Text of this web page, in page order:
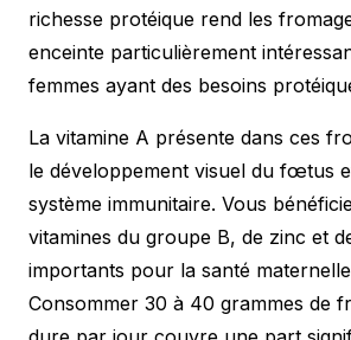
richesse protéique rend les
enceinte particulièrement
femmes ayant des besoins
La vitamine A présente dans ces
le développement visuel du fœtus
système immunitaire. Vous
vitamines du groupe B, de zinc et
importants pour la santé
Consommer 30 à 40 grammes de